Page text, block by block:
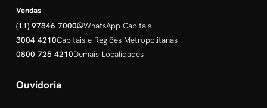
Vendas
(11) 97846 7000
WhatsApp Capitais
3004 4210Capitais e Regiões Metropolitanas
0800 725 4210Demais Localidades
Ouvidoria